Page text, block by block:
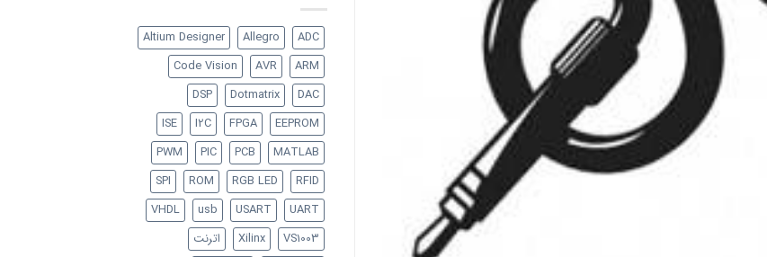
ADC
Allegro
Altium Designer
ARM
AVR
Code Vision
DAC
Dotmatrix
DSP
EEPROM
FPGA
I2C
ISE
MATLAB
PCB
PIC
PWM
RFID
RGB LED
ROM
SPI
UART
USART
usb
VHDL
VS1003
Xilinx
اترنت